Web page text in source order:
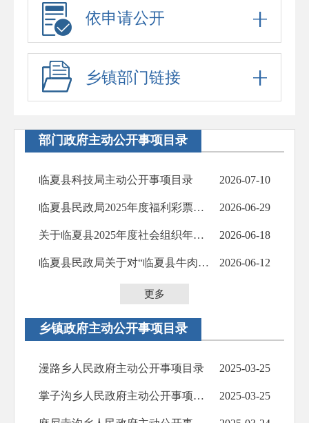
依申请公开
乡镇部门链接
部门政府主动公开事项目录
临夏县科技局主动公开事项目录 2026-07-10
临夏县民政局2025年度福利彩票公益金使用情况公开公示 2026-06-29
关于临夏县2025年度社会组织年检结果的公示 2026-06-18
临夏县民政局关于对“临夏县牛肉拉面协会”予以撤销登记的公告 2026-06-12
更多
乡镇政府主动公开事项目录
漫路乡人民政府主动公开事项目录 2025-03-25
掌子沟乡人民政府主动公开事项目录 2025-03-25